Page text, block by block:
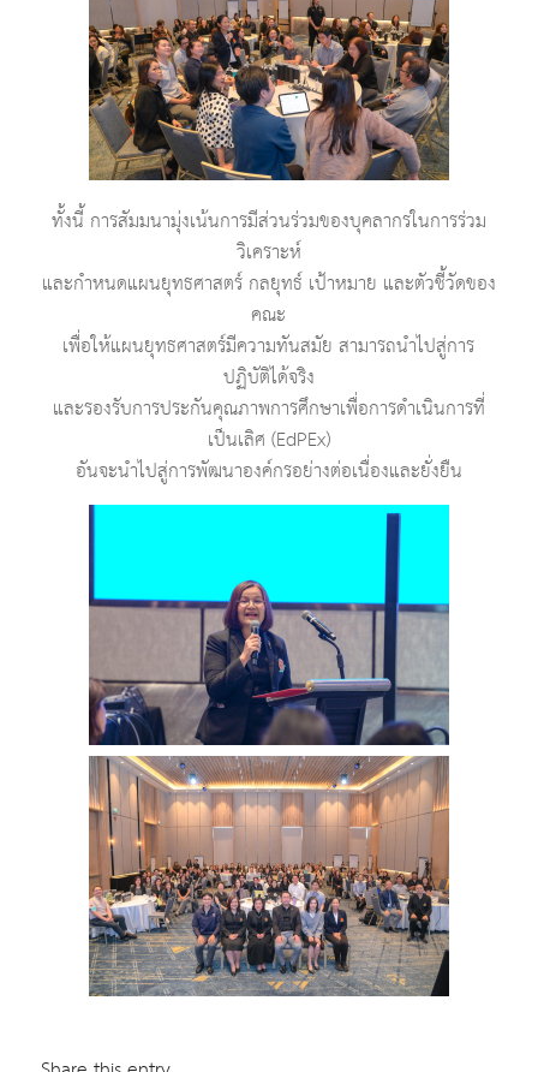
ทั้งนี้ การสัมมนามุ่งเน้นการมีส่วนร่วมของบุคลากรในการร่วม
วิเคราะห์
และกำหนดแผนยุทธศาสตร์ กลยุทธ์ เป้าหมาย และตัวชี้วัดของ
คณะ
เพื่อให้แผนยุทธศาสตร์มีความทันสมัย สามารถนำไปสู่การ
ปฏิบัติได้จริง
และรองรับการประกันคุณภาพการศึกษาเพื่อการดำเนินการที่
เป็นเลิศ (EdPEx)
อันจะนำไปสู่การพัฒนาองค์กรอย่างต่อเนื่องและยั่งยืน